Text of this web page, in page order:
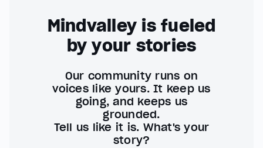
Mindvalley is fueled
by your stories
Our community runs on
voices like yours. It keep us
going, and keeps us
grounded.
Tell us like it is. What's your
story?